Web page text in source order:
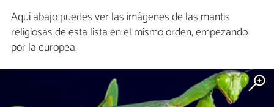
Aquí abajo puedes ver las imágenes de las mantis
religiosas de esta lista en el mismo orden, empezando
por la europea.